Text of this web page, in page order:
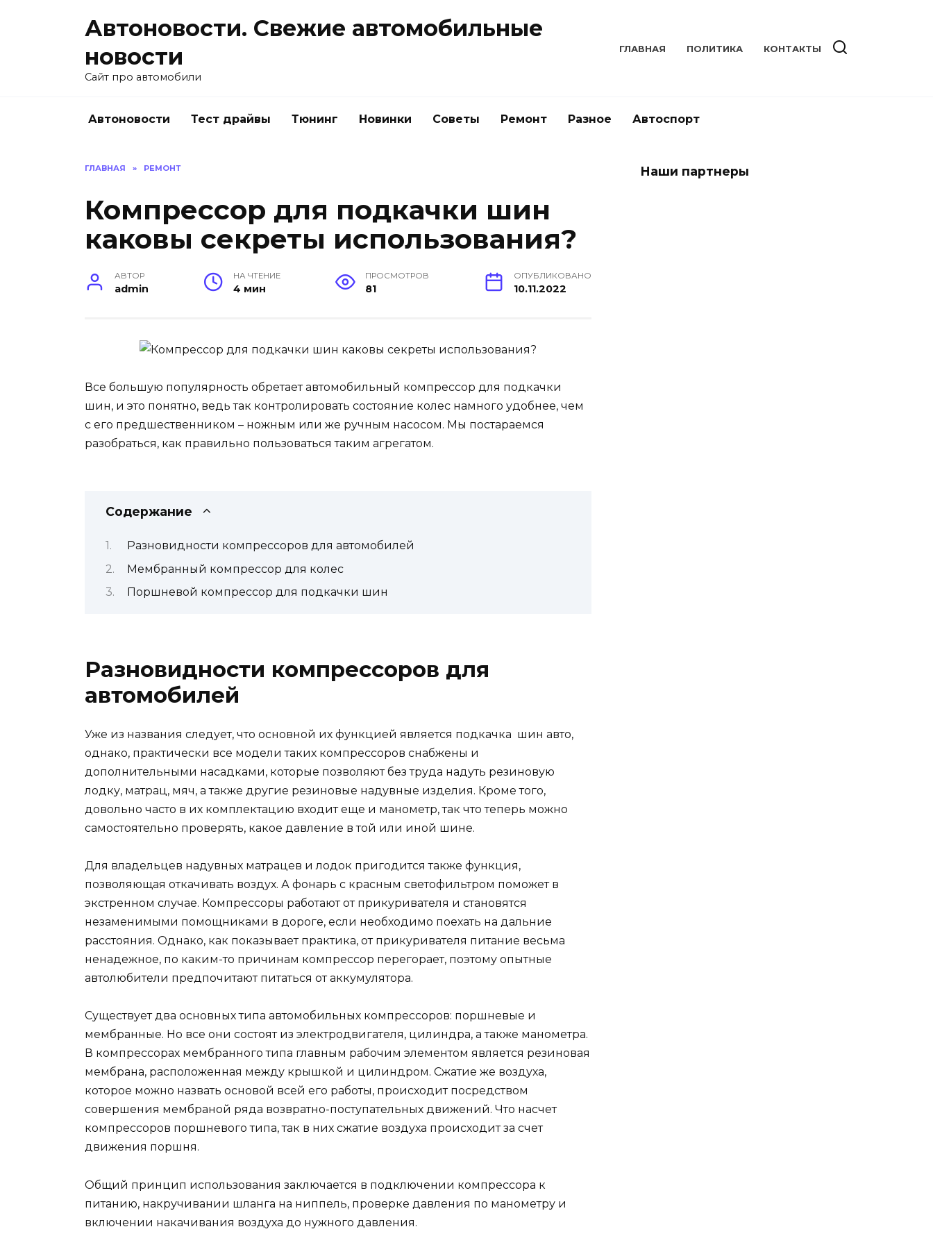
Автоновости. Свежие автомобильные
новости
Сайт про автомобили
ГЛАВНАЯ ПОЛИТИКА КОНТАКТЫ
Автоновости Тест драйвы Тюнинг Новинки Советы Ремонт Разное Автоспорт
ГЛАВНАЯ » РЕМОНТ
Компрессор для подкачки шин
каковы секреты использования?
АВТОР
admin
НА ЧТЕНИЕ
4 мин
ПРОСМОТРОВ
81
ОПУБЛИКОВАНО
10.11.2022
Все большую популярность обретает автомобильный компрессор для подкачки
шин, и это понятно, ведь так контролировать состояние колес намного удобнее, чем
с его предшественником – ножным или же ручным насосом. Мы постараемся
разобраться, как правильно пользоваться таким агрегатом.
Содержание
Разновидности компрессоров для автомобилей
Мембранный компрессор для колес
Поршневой компрессор для подкачки шин
Разновидности компрессоров для
автомобилей
Уже из названия следует, что основной их функцией является подкачка шин авто,
однако, практически все модели таких компрессоров снабжены и
дополнительными насадками, которые позволяют без труда надуть резиновую
лодку, матрац, мяч, а также другие резиновые надувные изделия. Кроме того,
довольно часто в их комплектацию входит еще и манометр, так что теперь можно
самостоятельно проверять, какое давление в той или иной шине.
Для владельцев надувных матрацев и лодок пригодится также функция,
позволяющая откачивать воздух. А фонарь с красным светофильтром поможет в
экстренном случае. Компрессоры работают от прикуривателя и становятся
незаменимыми помощниками в дороге, если необходимо поехать на дальние
расстояния. Однако, как показывает практика, от прикуривателя питание весьма
ненадежное, по каким-то причинам компрессор перегорает, поэтому опытные
автолюбители предпочитают питаться от аккумулятора.
Существует два основных типа автомобильных компрессоров: поршневые и
мембранные. Но все они состоят из электродвигателя, цилиндра, а также манометра.
В компрессорах мембранного типа главным рабочим элементом является резиновая
мембрана, расположенная между крышкой и цилиндром. Сжатие же воздуха,
которое можно назвать основой всей его работы, происходит посредством
совершения мембраной ряда возвратно-поступательных движений. Что насчет
компрессоров поршневого типа, так в них сжатие воздуха происходит за счет
движения поршня.
Общий принцип использования заключается в подключении компрессора к
питанию, накручивании шланга на ниппель, проверке давления по манометру и
включении накачивания воздуха до нужного давления.
Наши партнеры